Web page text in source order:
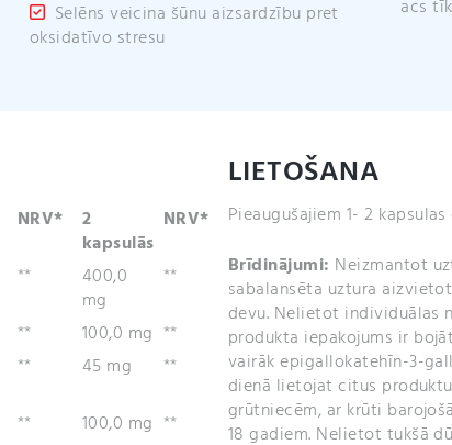
Selēns veicina šūnu aizsardzību pret
oksidatīvo stresu
acs
NRV*
2
kapsulās
NRV*
**
400,0
mg
**
** 100,0 mg **
** 45 mg
**
** 100,0 mg **
LIETOŠANA
Pieaugušajiem 1- 2 kapsulas
Brīdinājumi: Neizmantot
sabalansēta uztura
devu. Nelietot individuālas
produkta iepakojums ir
vairāk epigallokatehīn-3-
dienā lietojat citus
grūtniecēm, ar krūti
18 gadiem. Nelietot tukšā